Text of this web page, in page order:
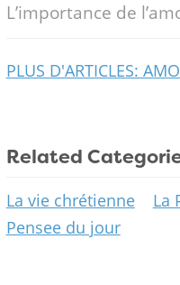
L’importance de
PLUS D'ARTICLES:
Related
La vie chrétienne La
Pensee du jour